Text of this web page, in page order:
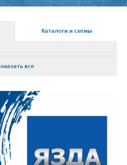
Каталоги и схемы
все